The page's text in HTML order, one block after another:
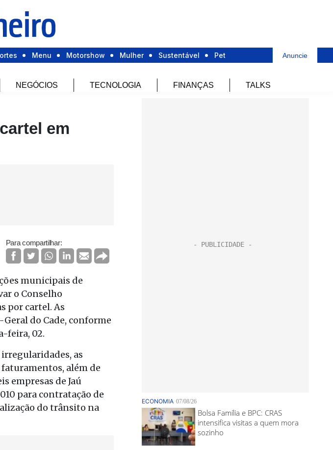
Menu Motorshow Mulher Sustentável Pet Anuncie
NEGÓCIOS TECNOLOGIA FINANÇAS TALKS
em
Para compartilhar:
municipais de
o Conselho
por cartel. As
do Cade, conforme
feira, 02.
irregularidades, as
faturamentos, além de
empresas de Jaú
para contratação de
do trânsito na